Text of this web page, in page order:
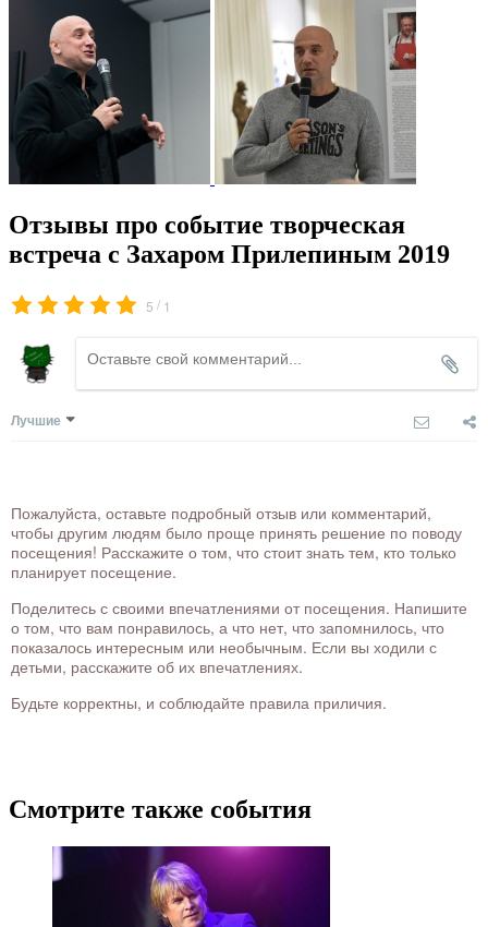
Отзывы про событие творческая
встреча с Захаром Прилепиным 2019
5 / 1
Лучшие
Пожалуйста, оставьте подробный отзыв или комментарий,
чтобы другим людям было проще принять решение по поводу
посещения! Расскажите о том, что стоит знать тем, кто только
планирует посещение.
Поделитесь с своими впечатлениями от посещения. Напишите
о том, что вам понравилось, а что нет, что запомнилось, что
показалось интересным или необычным. Если вы ходили с
детьми, расскажите об их впечатлениях.
Будьте корректны, и соблюдайте правила приличия.
Смотрите также события